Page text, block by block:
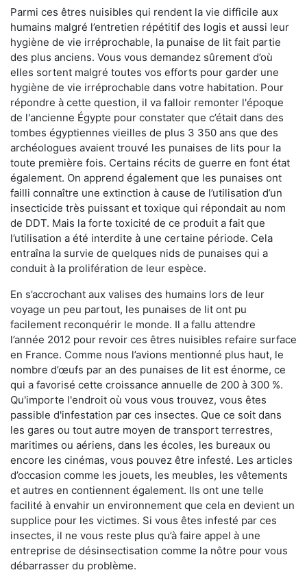
Parmi ces êtres nuisibles qui rendent la vie difficile aux
humains malgré l’entretien répétitif des logis et aussi leur
hygiène de vie irréprochable, la punaise de lit fait partie
des plus anciens. Vous vous demandez sûrement d’où
elles sortent malgré toutes vos efforts pour garder une
hygiène de vie irréprochable dans votre habitation. Pour
répondre à cette question, il va falloir remonter l'époque
de l'ancienne Égypte pour constater que c’était dans des
tombes égyptiennes vieilles de plus 3 350 ans que des
archéologues avaient trouvé les punaises de lits pour la
toute première fois. Certains récits de guerre en font état
également. On apprend également que les punaises ont
failli connaître une extinction à cause de l’utilisation d’un
insecticide très puissant et toxique qui répondait au nom
de DDT. Mais la forte toxicité de ce produit a fait que
l’utilisation a été interdite à une certaine période. Cela
entraîna la survie de quelques nids de punaises qui a
conduit à la prolifération de leur espèce.
En s’accrochant aux valises des humains lors de leur
voyage un peu partout, les punaises de lit ont pu
facilement reconquérir le monde. Il a fallu attendre
l’année 2012 pour revoir ces êtres nuisibles refaire surface
en France. Comme nous l’avions mentionné plus haut, le
nombre d’œufs par an des punaises de lit est énorme, ce
qui a favorisé cette croissance annuelle de 200 à 300 %.
Qu'importe l'endroit où vous vous trouvez, vous êtes
passible d'infestation par ces insectes. Que ce soit dans
les gares ou tout autre moyen de transport terrestres,
maritimes ou aériens, dans les écoles, les bureaux ou
encore les cinémas, vous pouvez être infesté. Les articles
d’occasion comme les jouets, les meubles, les vêtements
et autres en contiennent également. Ils ont une telle
facilité à envahir un environnement que cela en devient un
supplice pour les victimes. Si vous êtes infesté par ces
insectes, il ne vous reste plus qu’à faire appel à une
entreprise de désinsectisation comme la nôtre pour vous
débarrasser du problème.